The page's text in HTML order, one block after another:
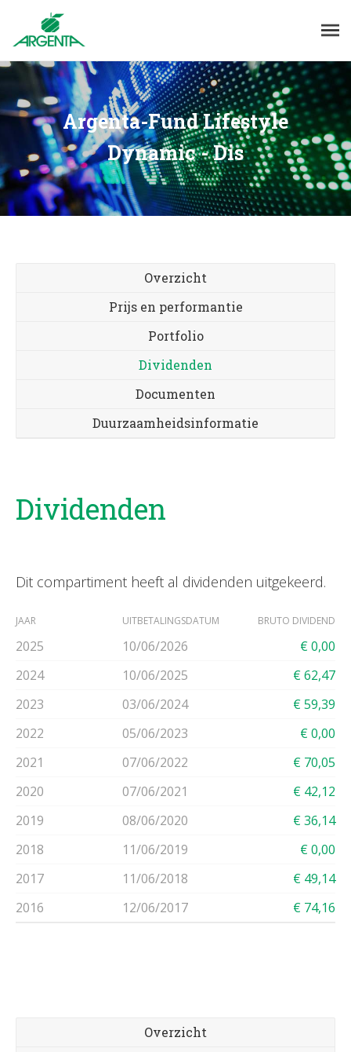
Argenta-Fund Lifestyle
Dynamic - Dis
Overzicht
Prijs en performantie
Portfolio
Dividenden
Documenten
Duurzaamheidsinformatie
Dividenden
Dit compartiment heeft al dividenden uitgekeerd.
JAAR UITBETALINGSDATUM BRUTO DIVIDEND
2025 10/06/2026
€ 0,00
2024
10/06/2025
€ 62,47
2023
03/06/2024
€ 59,39
2022
05/06/2023
€ 0,00
2021
07/06/2022
€ 70,05
2020
07/06/2021
€ 42,12
2019
08/06/2020
€ 36,14
2018
11/06/2019
€ 0,00
2017
11/06/2018
€ 49,14
2016
12/06/2017 € 74,16
Overzicht